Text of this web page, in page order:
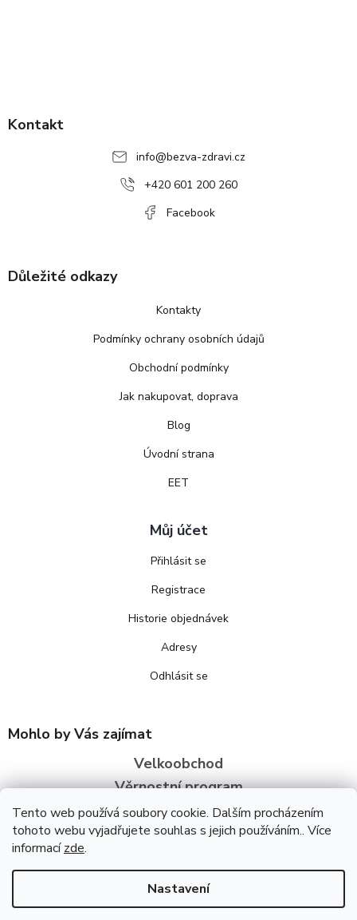
Tento web používá soubory cookie. Dalším procházením
tohoto webu vyjadřujete souhlas s jejich používáním.. Více
informacízde.
Nastavení
Kontakt
info@bezva-zdravi.cz
+420 601 200 260
Facebook
Důležité odkazy
Kontakty
Podmínky ochrany osobních údajů
Obchodní podmínky
Jak nakupovat, doprava
Blog
Úvodní strana
EET
Můj účet
Přihlásit se
Registrace
Historie objednávek
Adresy
Odhlásit se
Mohlo by Vás zajímat
Velkoobchod
Věrnostní program
O nás
Copyright 2026